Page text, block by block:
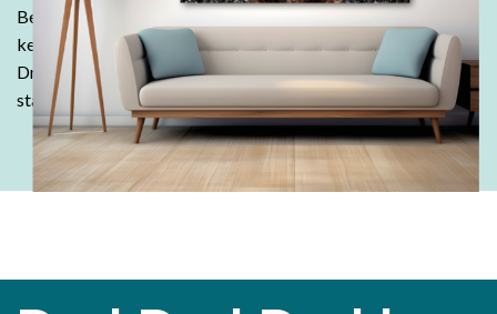
Bestel in onze webshop en ontdek waarom klanten keer op
keer kiezen voor de kwaliteit en betaalbaarheid van
DrukDrukDrukker.Laat jouw ideeën tot leven komen - wij
staan voor je klaar!